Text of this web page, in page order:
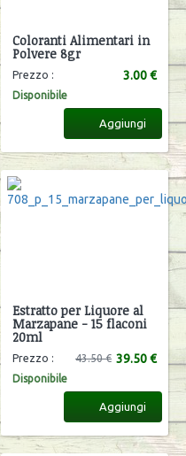
Coloranti Alimentari in
Polvere 8gr
Prezzo : 3.00 €
Disponibile
Aggiungi
Estratto per Liquore al
Marzapane - 15 flaconi
20ml
Prezzo : 39.50 €
43.50 €
Disponibile
Aggiungi